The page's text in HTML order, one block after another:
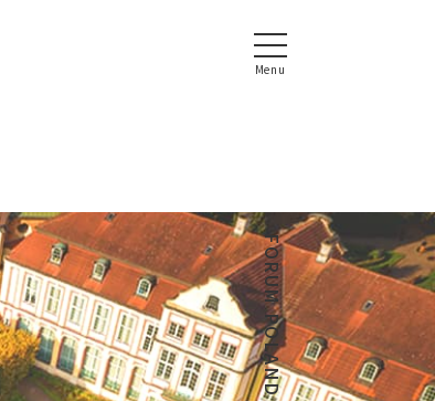
FORUM POLAND